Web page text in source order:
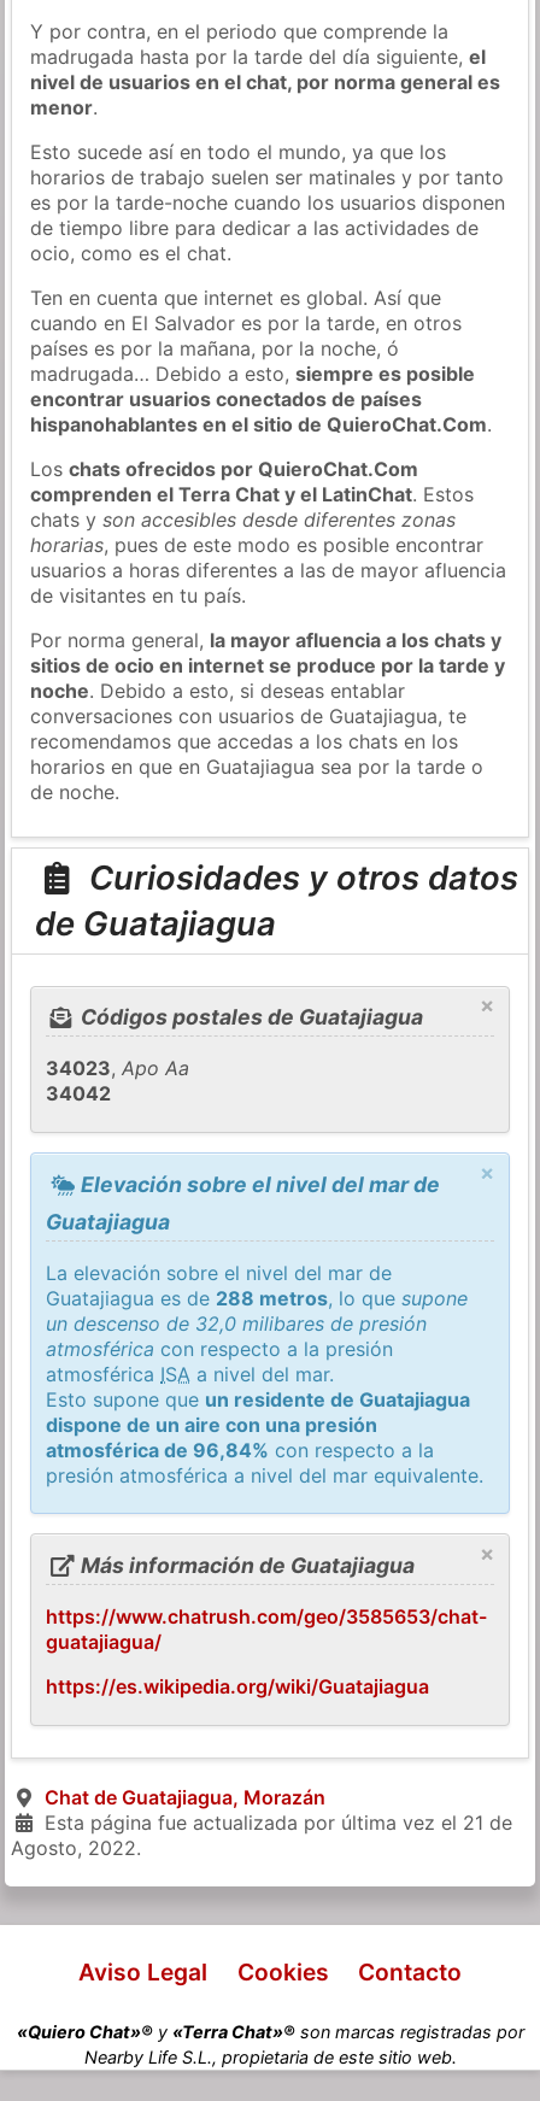
Y por contra, en el periodo que comprende la
madrugada hasta por la tarde del día siguiente,el
nivel de usuarios en el chat, por norma general es
menor.
Esto sucede así en todo el mundo, ya que los
horarios de trabajo suelen ser matinales y por tanto
es por la tarde-noche cuando los usuarios disponen
de tiempo libre para dedicar a las actividades de
ocio, como es el chat.
Ten en cuenta que internet es global. Así que
cuando en El Salvador es por la tarde, en otros
países es por la mañana, por la noche, ó
madrugada… Debido a esto,siempre es posible
encontrar usuarios conectados de países
hispanohablantes en el sitio de QuieroChat.Com.
Loschats ofrecidos por QuieroChat.Com
comprenden el Terra Chat y el LatinChat. Estos
chats yson accesibles desde diferentes zonas
horarias, pues de este modo es posible encontrar
usuarios a horas diferentes a las de mayor afluencia
de visitantes en tu país.
Por norma general, la mayor afluencia a los chats y
sitios de ocio en internet se produce por la tarde y
noche. Debido a esto, si deseas entablar
conversaciones con usuarios de Guatajiagua, te
recomendamos que accedas a los chats en los
horarios en que en Guatajiagua sea por la tarde o
de noche.
Curiosidades y otros datos
de Guatajiagua
×
Códigos postales de Guatajiagua
34023,Apo Aa
34042
×
Elevación sobre el nivel del mar de
Guatajiagua
La elevación sobre el nivel del mar de
Guatajiagua es de 288 metros, lo quesupone
un descenso de 32,0 milibares de presión
atmosférica con respecto a la presión
atmosférica ISA a nivel del mar.
Esto supone que un residente de Guatajiagua
dispone de un aire con una presión
atmosférica de 96,84% con respecto a la
presión atmosférica a nivel del mar equivalente.
×
Más información de Guatajiagua
https://www.chatrush.com/geo/3585653/chat-
guatajiagua/
https://es.wikipedia.org/wiki/Guatajiagua
Chat de Guatajiagua, Morazán
Esta página fue actualizada por última vez el 21 de
Agosto, 2022.
Aviso Legal Cookies Contacto
«Quiero Chat»®y «Terra Chat»®son marcas registradas por
Nearby Life S.L., propietaria de este sitio web.